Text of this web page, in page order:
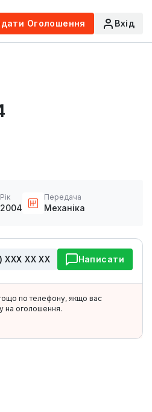
Оголошення Вхід
Рік
2004
Передача
Механіка
ХХХ ХХ ХХ Написати
по телефону, якщо вас
на оголошення.